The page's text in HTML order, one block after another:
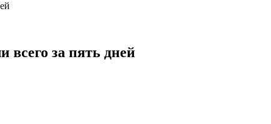
за пять дней